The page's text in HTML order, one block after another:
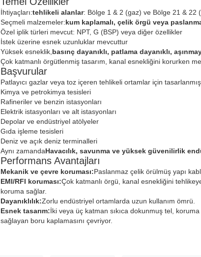
İhtiyaçları:tehlikeli alanlar: Bölge 1 & 2 (gaz) ve Bölge 21 & 22
Seçmeli malzemeler:kum kaplamalı, çelik örgü veya
Özel iplik türleri mevcut: NPT, G (BSP) veya diğer özellikler
İstek üzerine esnek uzunluklar mevcuttur
Yüksek esneklik,basınç dayanıklı, patlama dayanıklı,
Çok katmanlı örgütlenmiş tasarım, kanal esnekliğini korurken
Başvurular
Patlayıcı gazlar veya toz içeren tehlikeli ortamlar için
Kimya ve petrokimya tesisleri
Rafineriler ve benzin istasyonları
Elektrik istasyonları ve alt istasyonları
Depolar ve endüstriyel atölyeler
Gıda işleme tesisleri
Deniz ve açık deniz terminalleri
Aynı zamandaHavacılık, savunma ve yüksek güvenilirlik
Performans Avantajları
Mekanik ve çevre koruması:Paslanmaz çelik örülmüş yapı
EMI/RFI koruması:Çok katmanlı örgü, kanal esnekliğini
koruma sağlar.
Dayanıklılık:Zorlu endüstriyel ortamlarda uzun kullanım ömrü.
Esnek tasarım:İki veya üç katman sıkıca dokunmuş tel,
sağlayan boru kaplamasını çevriyor.